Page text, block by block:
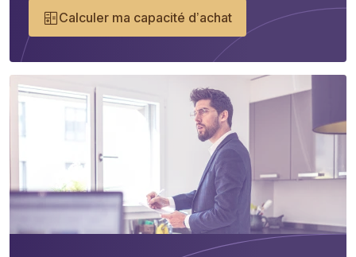
Calculer ma capacité d’achat